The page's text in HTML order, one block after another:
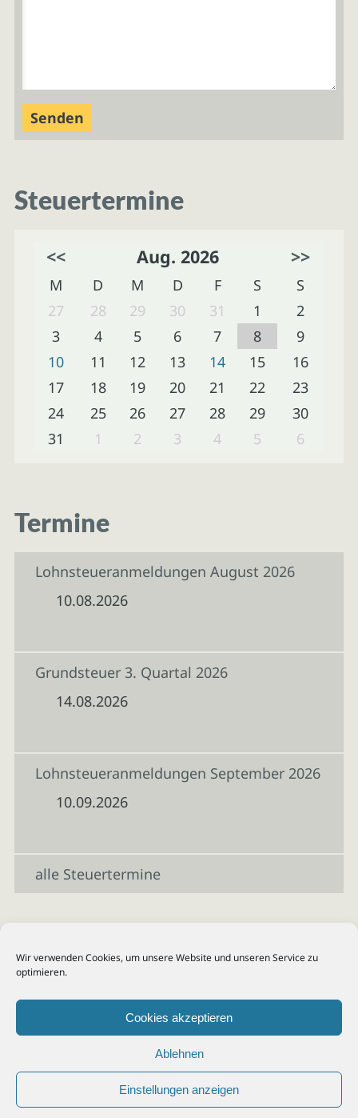
Wir verwenden Cookies, um unsere Website und unseren Service zu
optimieren.
Cookies akzeptieren
Ablehnen
Einstellungen anzeigen
Steuertermine
<< Aug. 2026 >>
M D M D F S
S
27
28 29 30 31 1
2
3
4 5 6 7 8
9
10
11 12 13 14 15
16
17
18 19 20 21 22
23
24
25 26 27 28 29
30
31
1 2 3 4 5 6
Termine
Lohnsteueranmeldungen August 2026
10.08.2026
Grundsteuer 3. Quartal 2026
14.08.2026
Lohnsteueranmeldungen September 2026
10.09.2026
alle Steuertermine